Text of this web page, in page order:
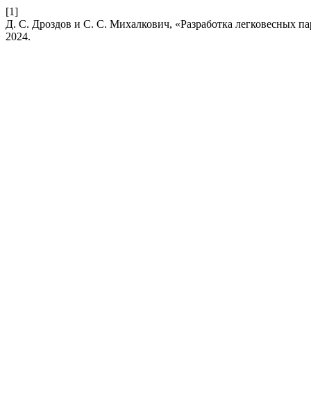
[1]
Д. С. Дроздов и С. С. Михалкович, «Разработка легковесных
2024.